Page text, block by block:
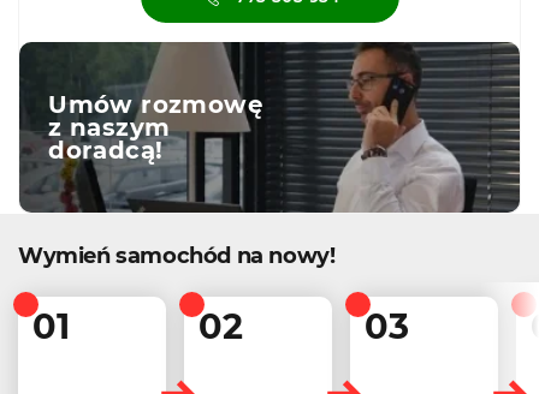
Umów rozmowę
z naszym
doradcą!
Wymień samochód na nowy!
01 02 03